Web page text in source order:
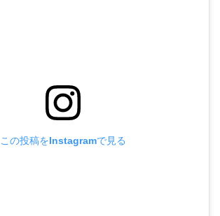
この投稿をInstagramで見る